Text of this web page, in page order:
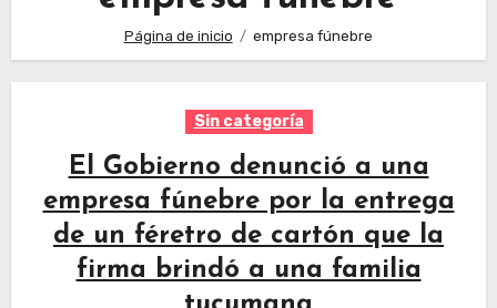
Página de inicio empresa fúnebre
Sin categoría
El Gobierno denunció a una
empresa fúnebre por la entrega
de un féretro de cartón que la
firma brindó a una familia